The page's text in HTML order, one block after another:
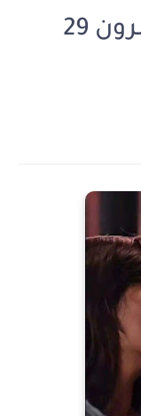
الفصل التاسع والعشرون 29